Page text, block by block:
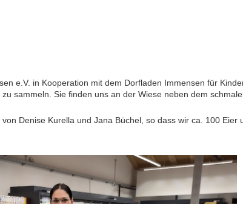
e.V. in Kooperation mit dem Dorfladen Immensen für
sammeln. Sie finden uns an der Wiese neben dem
Denise Kurella und Jana Büchel, so dass wir ca. 100 Eier